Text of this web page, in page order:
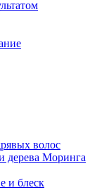
волос
дерева Моринга
и блеск